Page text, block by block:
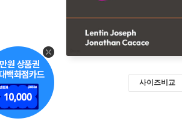
사이즈비교